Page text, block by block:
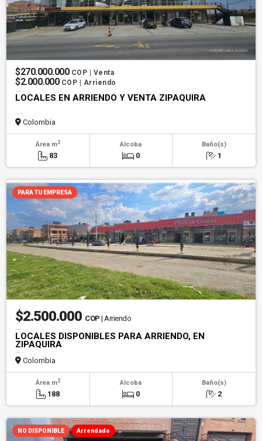
$270.000.000 COP | Venta
$2.000.000 COP | Arriendo
LOCALES EN ARRIENDO Y VENTA ZIPAQUIRA
Colombia
Área m2
83
Alcoba
0
Baño(s)
1
PARA TU EMPRESA
$2.500.000 COP | Arriendo
LOCALES DISPONIBLES PARA ARRIENDO, EN
ZIPAQUIRA
Colombia
Área m2
188
Alcoba
0
Baño(s)
2
NO DISPONIBLE Arrendado